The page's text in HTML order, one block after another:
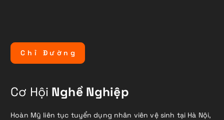
C h ỉ Đ ư ờ n g
Cơ Hội Nghề Nghiệp
Hoàn Mỹ liên tục tuyển dụng nhân viên vệ sinh tại Hà Nội,